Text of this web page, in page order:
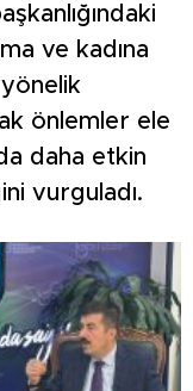
ve kadına
önlemler ele
daha etkin
vurguladı.